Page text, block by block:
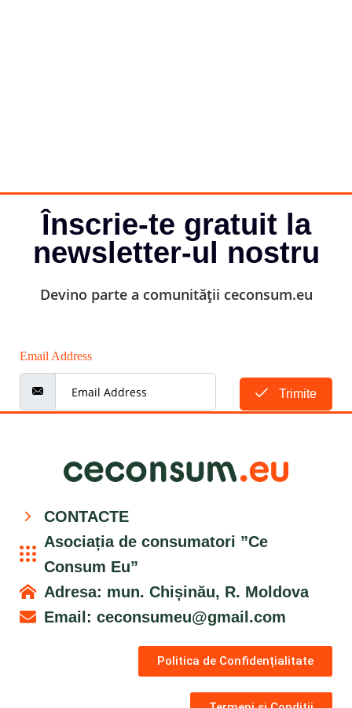
Înscrie-te gratuit la
newsletter-ul nostru
Devino parte a comunității ceconsum.eu
Email Address
Trimite
CONTACTE
Asociația de consumatori ”Ce
Consum Eu”
Adresa: mun. Chișinău, R. Moldova
Email:ceconsumeu@gmail.com
Politica de Confidențialitate